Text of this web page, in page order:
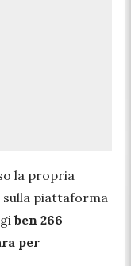
la propria
piattaforma
ben 266
per